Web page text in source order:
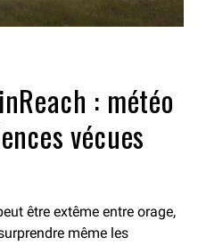
: météo
vécues
être extême entre orage,
même les